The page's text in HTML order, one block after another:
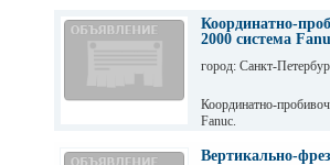
Координатно-
2000 система
город: Санкт-
Координатно-
Fanuc.
Вертикально-